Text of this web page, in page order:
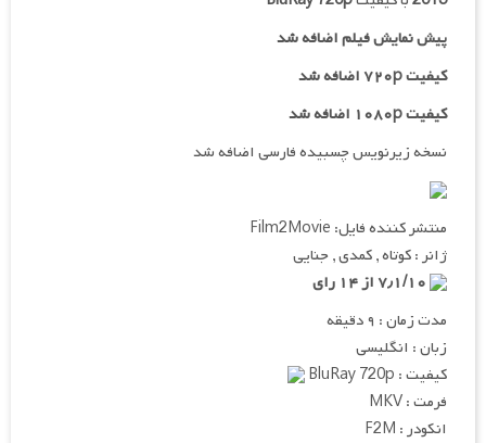
پیش نمایش فیلم اضافه شد
کیفیت ۷۲۰p اضافه شد
کیفیت ۱۰۸۰p اضافه شد
نسخه زیرنویس چسبیده فارسی اضافه شد
منتشر کننده فایل: Film2Movie
ژانر : کوتاه , کمدی , جنایی
مدت زمان : ۹ دقیقه
زبان : انگلیسی
کیفیت : BluRay 720p
فرمت : MKV
انکودر : F2M